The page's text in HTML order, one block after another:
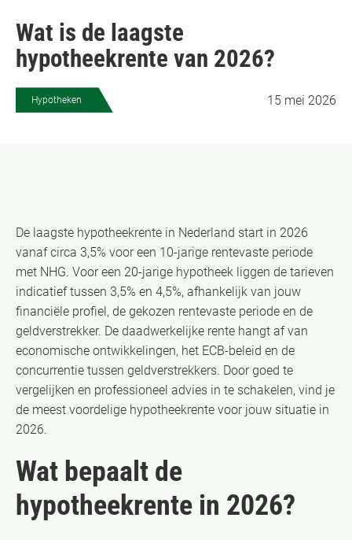
Wat is de laagste
hypotheekrente van 2026?
Hypotheken 15 mei 2026
De laagste hypotheekrente in Nederland start in 2026
vanaf circa 3,5% voor een 10-jarige rentevaste periode
met NHG. Voor een 20-jarige hypotheek liggen de tarieven
indicatief tussen 3,5% en 4,5%, afhankelijk van jouw
financiële profiel, de gekozen rentevaste periode en de
geldverstrekker. De daadwerkelijke rente hangt af van
economische ontwikkelingen, het ECB-beleid en de
concurrentie tussen geldverstrekkers. Door goed te
vergelijken en professioneel advies in te schakelen, vind je
de meest voordelige hypotheekrente voor jouw situatie in
2026.
Wat bepaalt de
hypotheekrente in 2026?